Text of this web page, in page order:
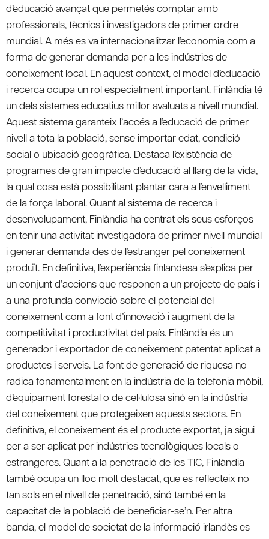
d’educació avançat que permetés comptar amb
professionals, tècnics i investigadors de primer ordre
mundial. A més es va internacionalitzar l’economia com a
forma de generar demanda per a les indústries de
coneixement local. En aquest context, el model d’educació
i recerca ocupa un rol especialment important. Finlàndia té
un dels sistemes educatius millor avaluats a nivell mundial.
Aquest sistema garanteix l’accés a l’educació de primer
nivell a tota la població, sense importar edat, condició
social o ubicació geogràfica. Destaca l’existència de
programes de gran impacte d’educació al llarg de la vida,
la qual cosa està possibilitant plantar cara a l’envelliment
de la força laboral. Quant al sistema de recerca i
desenvolupament, Finlàndia ha centrat els seus esforços
en tenir una activitat investigadora de primer nivell mundial
i generar demanda des de l’estranger pel coneixement
produït. En definitiva, l’experiència finlandesa s’explica per
un conjunt d’accions que responen a un projecte de país i
a una profunda convicció sobre el potencial del
coneixement com a font d’innovació i augment de la
competitivitat i productivitat del país. Finlàndia és un
generador i exportador de coneixement patentat aplicat a
productes i serveis. La font de generació de riquesa no
radica fonamentalment en la indústria de la telefonia mòbil,
d’equipament forestal o de cel·lulosa sinó en la indústria
del coneixement que protegeixen aquests sectors. En
definitiva, el coneixement és el producte exportat, ja sigui
per a ser aplicat per indústries tecnològiques locals o
estrangeres. Quant a la penetració de les TIC, Finlàndia
també ocupa un lloc molt destacat, que es reflecteix no
tan sols en el nivell de penetració, sinó també en la
capacitat de la població de beneficiar-se’n. Per altra
banda, el model de societat de la informació irlandès es